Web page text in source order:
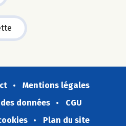
Mentions légales
données
CGU
Plan du site